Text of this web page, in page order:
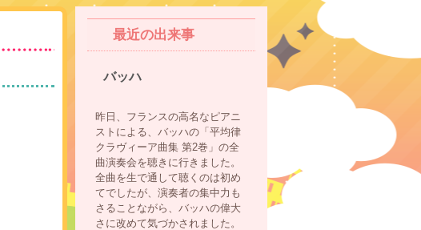
最近の出来事
バッハ
昨日、フランスの高名なピアニ
ストによる、バッハの「平均律
クラヴィーア曲集 第2巻」の全
曲演奏会を聴きに行きました。
全曲を生で通して聴くのは初め
てでしたが、演奏者の集中力も
さることながら、バッハの偉大
さに改めて気づかされました。